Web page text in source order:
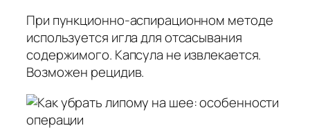
При пункционно-аспирационном методе
используется игла для отсасывания
содержимого. Капсула не извлекается.
Возможен рецидив.